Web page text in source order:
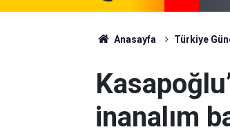
Anasayfa Türkiye
inanalım